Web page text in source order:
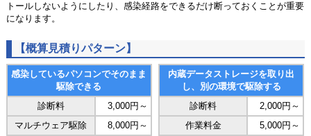
トールしないようにしたり、感染経路をできるだけ断っておくことが重要
になります。
【概算見積りパターン】
感染しているパソコンでそのまま
駆除できる
診断料
3,000円～
マルチウェア駆除
8,000円～
内蔵データストレージを取り出
し、別の環境で駆除する
診断料
2,000円～
作業料金
5,000円～